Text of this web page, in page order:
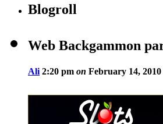
Blogroll
Web Backgammon
Ali 2:20 pm on February 14, 2010